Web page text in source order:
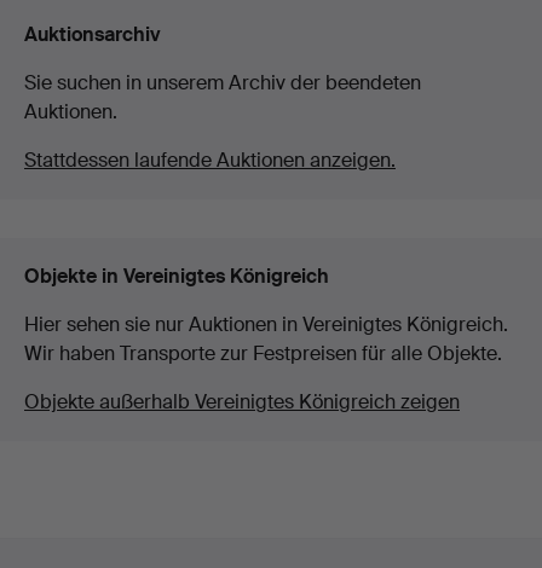
Auktionsarchiv
Sie suchen in unserem Archiv der beendeten
Auktionen.
Stattdessen laufende Auktionen anzeigen.
Objekte in Vereinigtes Königreich
Hier sehen sie nur Auktionen in Vereinigtes Königreich.
Wir haben Transporte zur Festpreisen für alle Objekte.
Objekte außerhalb Vereinigtes Königreich zeigen